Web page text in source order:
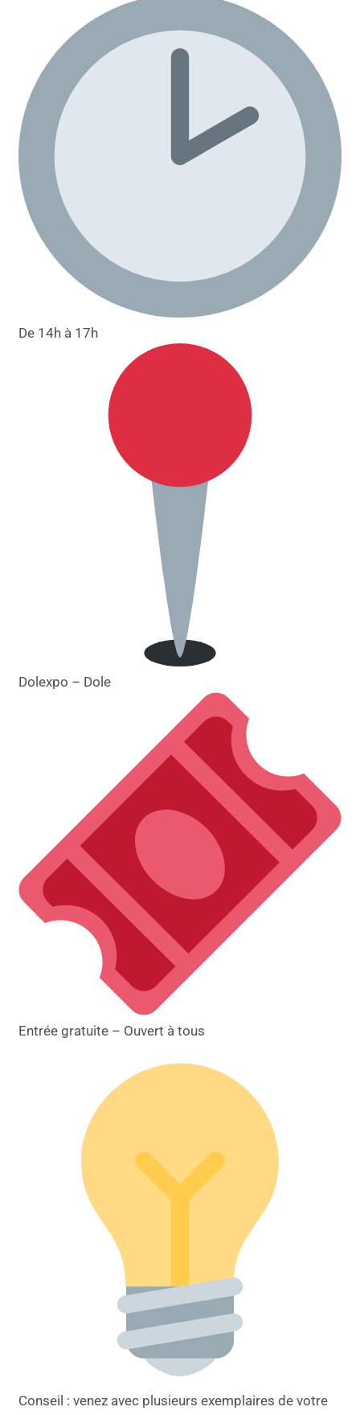
De 14h à 17h
Dolexpo – Dole
Entrée gratuite – Ouvert à tous
Conseil : venez avec plusieurs exemplaires de votre